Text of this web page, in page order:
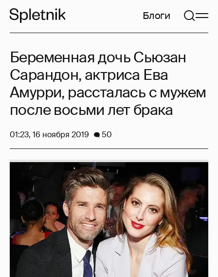
Блоги
Беременная дочь Сьюзан
Сарандон, актриса Ева
Амурри, рассталась с мужем
после восьми лет брака
01:23, 16 ноября 2019 50